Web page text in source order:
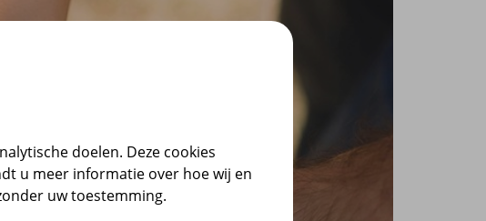
doelen. Deze cookies
u meer informatie over hoe wij en
uw toestemming.